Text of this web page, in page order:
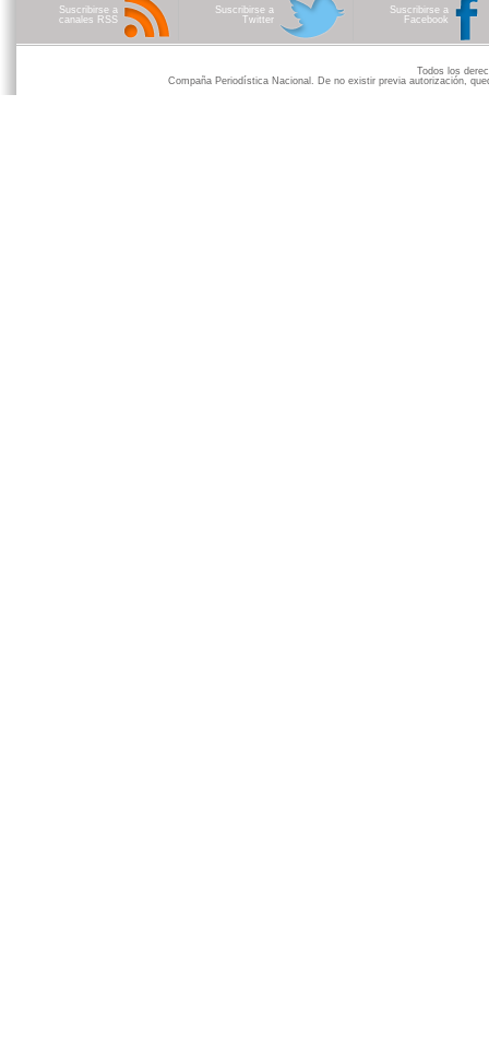
Suscribirse a
canales RSS
Suscribirse a
Twitter
Suscribirse a
Facebook
Todos los
Compaña Periodística Nacional. De no existir previa autorización,